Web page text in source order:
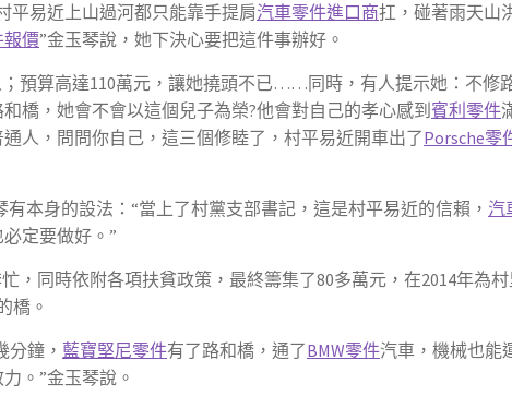
平易近上山過河都只能靠手提肩汽車零件進口商扛，碰著雨天山
報價”金玉琴說，她下決心要把這件事辦好。
預算高達110萬元，讓她撓頭不已……同時，有人提示她：不修
橋，她會不會以這個兒子為榮?他會對自己的孝心感到賓利零件
人，問問你自己，這三個修睦了，村平易近開車出了Porsche零
有本身的設法：“當上了村黨支部書記，這是村平易近的信賴， 汽
定要做好。”
，同時依附各項扶貧政策，最終籌集了80多萬元，在2014年為村
橋。
分鐘，藍寶堅尼零件有了路和橋，通了BMW零件汽車，機械也能
。”金玉琴說。